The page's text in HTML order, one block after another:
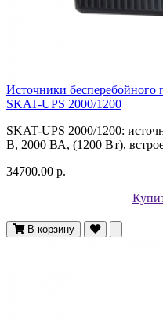
Источники
SKAT-UPS 2000/1200
SKAT-UPS 2000/1200:
В, 2000 ВА, (1200 Вт),
34700.00 р.
В корзину